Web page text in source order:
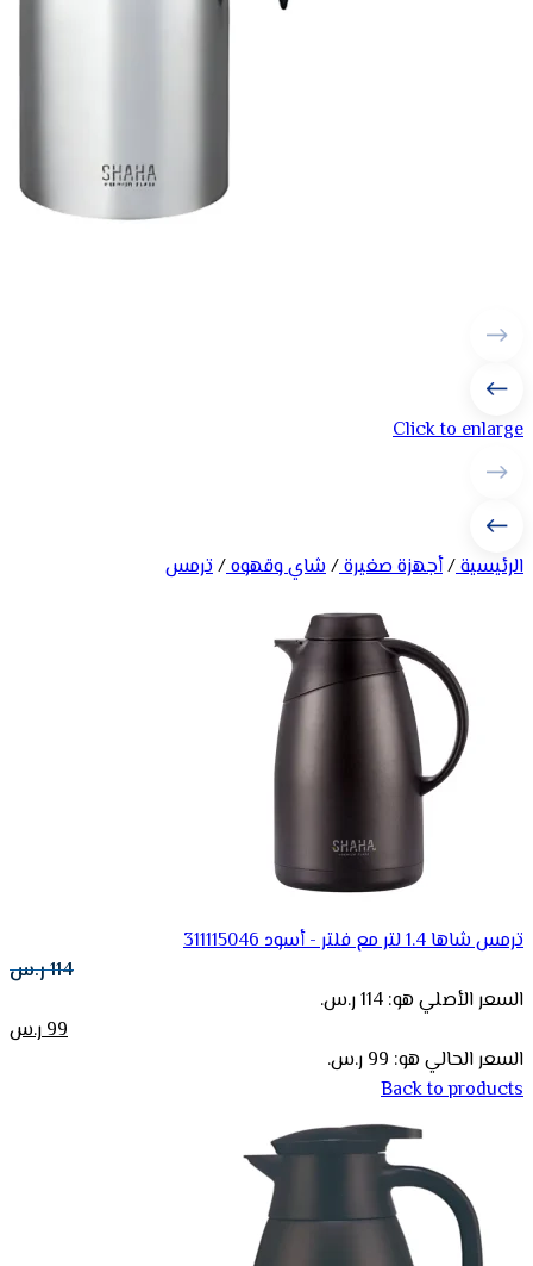
Click to enlarge
الرئيسية/أجهزة صغيرة/شاي وقهوه/ترمس
ترمس شاها 1.4 لتر مع فلتر - أسود 311115046
114ر.س
السعر الأصلي هو: 114 ر.س.
99ر.س
السعر الحالي هو: 99 ر.س.
Back to products